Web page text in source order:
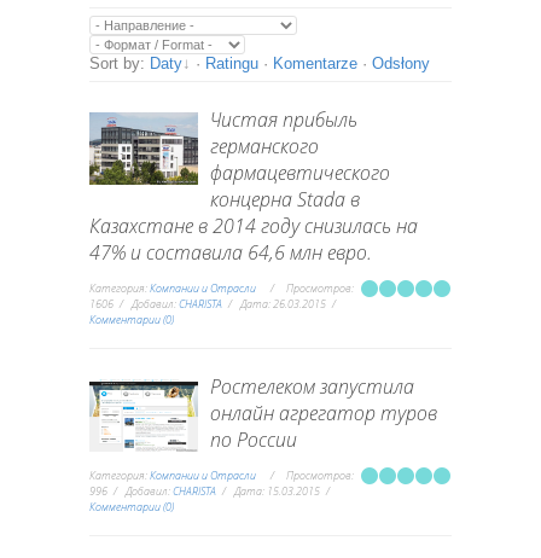
Sort by: Daty · Ratingu · Komentarze · Odsłony
Чистая прибыль
германского
фармацевтического
концерна Stada в
Казахстане в 2014 году снизилась на
47% и составила 64,6 млн евро.
Категория:Компании и Отрасли
Просмотров:
1606
Добавил:CHARISTA Дата: 26.03.2015
Комментарии (0)
Ростелеком запустила
онлайн агрегатор туров
по России
Категория:Компании и Отрасли
Просмотров:
996
Добавил:CHARISTA Дата: 15.03.2015
Комментарии (0)